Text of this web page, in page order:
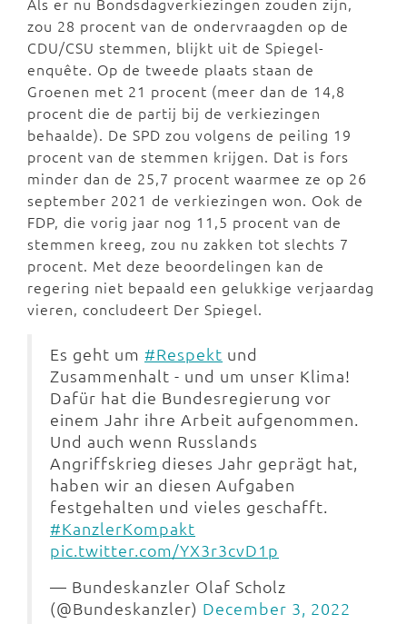
zou 28 procent van de ondervraagden op de
CDU/CSU stemmen, blijkt uit de Spiegel-
enquête. Op de tweede plaats staan de
Groenen met 21 procent (meer dan de 14,8
procent die de partij bij de verkiezingen
behaalde). De SPD zou volgens de peiling 19
procent van de stemmen krijgen. Dat is fors
minder dan de 25,7 procent waarmee ze op 26
september 2021 de verkiezingen won. Ook de
FDP, die vorig jaar nog 11,5 procent van de
stemmen kreeg, zou nu zakken tot slechts 7
procent. Met deze beoordelingen kan de
regering niet bepaald een gelukkige verjaardag
vieren, concludeert Der Spiegel.
Es geht um #Respekt und
Zusammenhalt - und um unser Klima!
Dafür hat die Bundesregierung vor
einem Jahr ihre Arbeit aufgenommen.
Und auch wenn Russlands
Angriffskrieg dieses Jahr geprägt hat,
haben wir an diesen Aufgaben
festgehalten und vieles geschafft.
#KanzlerKompakt
pic.twitter.com/YX3r3cvD1p
— Bundeskanzler Olaf Scholz
(@Bundeskanzler) December 3, 2022